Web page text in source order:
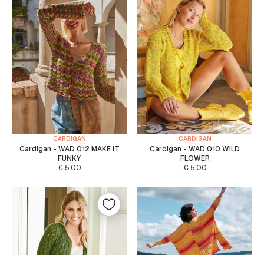
CARDIGAN
Cardigan - WAD 012 MAKE IT
FUNKY
€5.00
CARDIGAN
Cardigan - WAD 010 WILD
FLOWER
€5.00